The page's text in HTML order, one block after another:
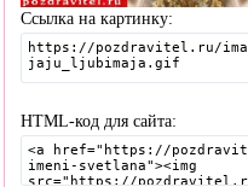
Ссылка на картинку:
HTML-код для сайта: